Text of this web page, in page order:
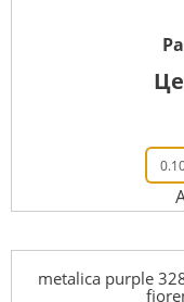
metalica purple